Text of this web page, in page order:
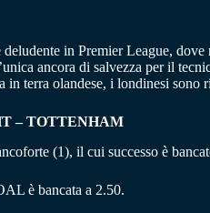
deludente in Premier League,
ancora di salvezza per il
in terra olandese, i londinesi
– TOTTENHAM
(1), il cui successo è
è bancata a 2.50.